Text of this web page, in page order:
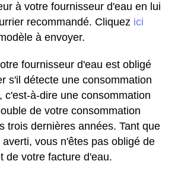
à votre fournisseur d'eau en lui
recommandé. Cliquez ici
à envoyer.
fournisseur d'eau est obligé
s'il détecte une consommation
c'est-à-dire une consommation
de votre consommation
trois dernières années. Tant que
vous n'êtes pas obligé de
de votre facture d'eau.